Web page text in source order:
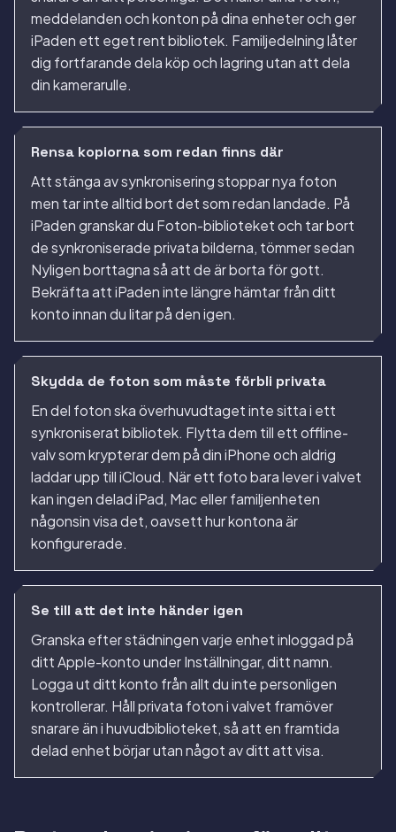
meddelanden och konton på dina enheter och ger
iPaden ett eget rent bibliotek. Familjedelning låter
dig fortfarande dela köp och lagring utan att dela
din kamerarulle.
Rensa kopiorna som redan finns där
Att stänga av synkronisering stoppar nya foton
men tar inte alltid bort det som redan landade. På
iPaden granskar du Foton-biblioteket och tar bort
de synkroniserade privata bilderna, tömmer sedan
Nyligen borttagna så att de är borta för gott.
Bekräfta att iPaden inte längre hämtar från ditt
konto innan du litar på den igen.
Skydda de foton som måste förbli privata
En del foton ska överhuvudtaget inte sitta i ett
synkroniserat bibliotek. Flytta dem till ett offline-
valv som krypterar dem på din iPhone och aldrig
laddar upp till iCloud. När ett foto bara lever i valvet
kan ingen delad iPad, Mac eller familjenheten
någonsin visa det, oavsett hur kontona är
konfigurerade.
Se till att det inte händer igen
Granska efter städningen varje enhet inloggad på
ditt Apple-konto under Inställningar, ditt namn.
Logga ut ditt konto från allt du inte personligen
kontrollerar. Håll privata foton i valvet framöver
snarare än i huvudbiblioteket, så att en framtida
delad enhet börjar utan något av ditt att visa.